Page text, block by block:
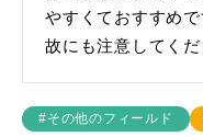
やすくておすすめ
故にも注意してくだ
#その他のフィールド